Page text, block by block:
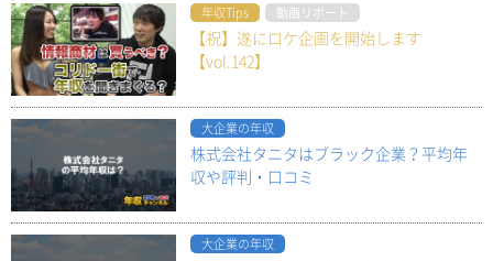
年収Tips 動画リポート
【祝】遂にロケ企画を開始します
【vol.142】
大企業の年収
株式会社タニタはブラック企業？平均年
収や評判・口コミ
大企業の年収